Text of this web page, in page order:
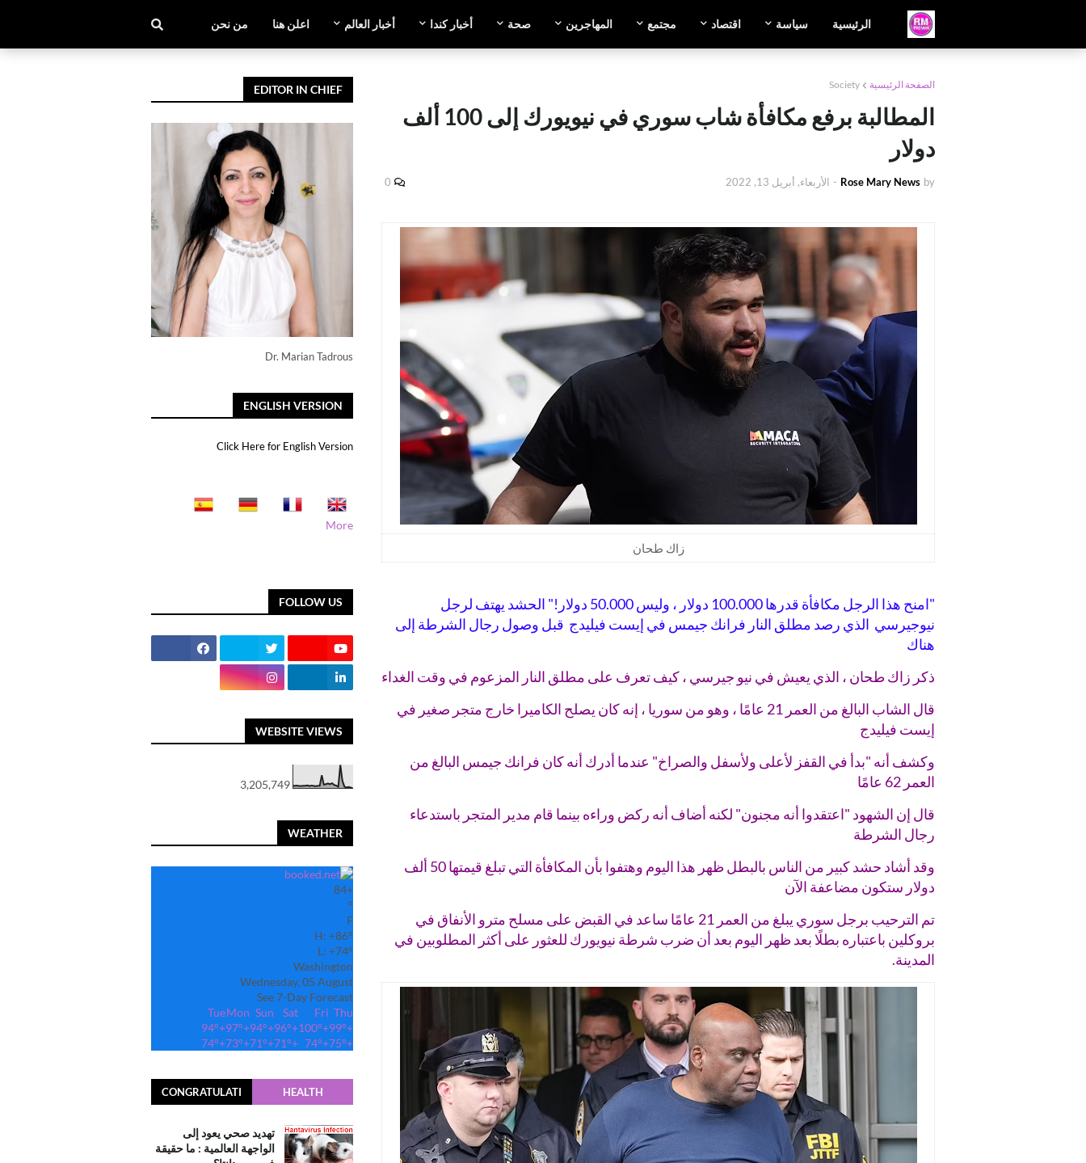
الرئيسية سياسة اقتصاد مجتمع المهاجرين صحة أخبار كندا أخبار العالم اعلن هنا من نحن
الصفحة الرئيسية Society
المطالبة برفع مكافأة شاب سوري في نيويورك إلى 100 ألف
دولار
by
Rose Mary News
- الأربعاء, أبريل 13, 2022 0
زاك طحان
"امنح هذا الرجل مكافأة قدرها 100.000 دولار ، وليس 50.000 دولار!" الحشد يهتف لرجل
نيوجيرسي الذي رصد مطلق النار فرانك جيمس في إيست فيليدج قبل وصول رجال الشرطة إلى
هناك
ذكر زاك طحان ، الذي يعيش في نيو جيرسي ، كيف تعرف على مطلق النار المزعوم في وقت الغداء
قال الشاب البالغ من العمر 21 عامًا ، وهو من سوريا ، إنه كان يصلح الكاميرا خارج متجر صغير في
إيست فيليدج
وكشف أنه "بدأ في القفز لأعلى ولأسفل والصراخ" عندما أدرك أنه كان فرانك جيمس البالغ من
العمر 62 عامًا
قال إن الشهود "اعتقدوا أنه مجنون" لكنه أضاف أنه ركض وراءه بينما قام مدير المتجر باستدعاء
رجال الشرطة
وقد أشاد حشد كبير من الناس بالبطل ظهر هذا اليوم وهتفوا بأن المكافأة التي تبلغ قيمتها 50 ألف
دولار ستكون مضاعفة الآن
تم الترحيب برجل سوري يبلغ من العمر 21 عامًا ساعد في القبض على مسلح مترو الأنفاق في
بروكلين باعتباره بطلًا بعد ظهر اليوم بعد أن ضرب شرطة نيويورك للعثور على أكثر المطلوبين في
المدينة.
EDITOR IN CHIEF
Dr. Marian Tadrous
ENGLISH VERSION
Click Here for English Version
More
FOLLOW US
WEBSITE VIEWS
3,205,749
WEATHER
+
84
°
F
H: +86°
L: +74°
Washington
Wednesday, 05 August
See 7-Day Forecast
Thu
Fri
Sat
Sun
Mon
Tue
+
99°
+
100°
+
96°
+
94°
+
97°
+
94°
+
75°
+
74°
+
71°
+
71°
+
73°
+
74°
HEALTH
CONGRATULATI
تهديد صحي يعود إلى
الواجهة العالمية : ما حقيقة